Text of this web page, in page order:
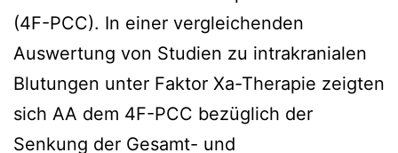
(4F-PCC). In einer vergleichenden
Auswertung von Studien zu intrakranialen
Blutungen unter Faktor Xa-Therapie zeigten
sich AA dem 4F-PCC bezüglich der
Senkung der Gesamt- und